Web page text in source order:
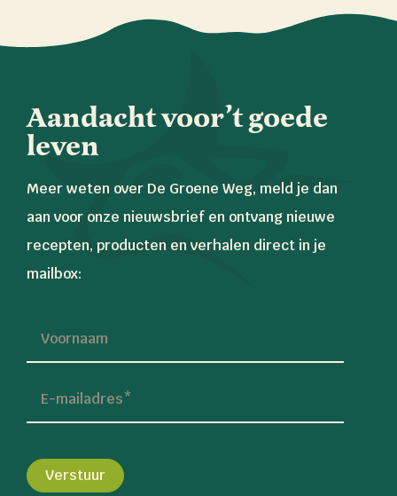
Aandacht voor’t goede
leven
Meer weten over De Groene Weg, meld je dan
aan voor onze nieuwsbrief en ontvang nieuwe
recepten, producten en verhalen direct in je
mailbox: